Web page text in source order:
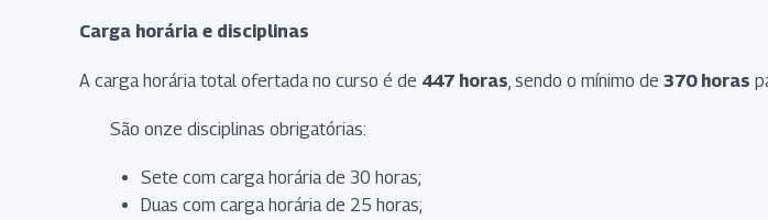
Carga horária e disciplinas
A carga horária total ofertada no curso é de 447 horas , sendo o mínimo de 370 horas
São onze disciplinas obrigatórias:
Sete com carga horária de 30 horas;
Duas com carga horária de 25 horas;